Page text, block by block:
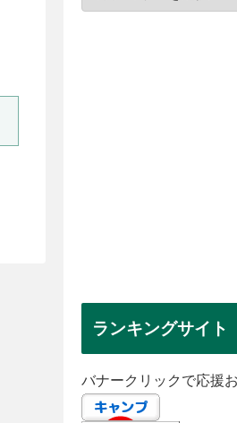
ランキングサイト
バナークリックで応援